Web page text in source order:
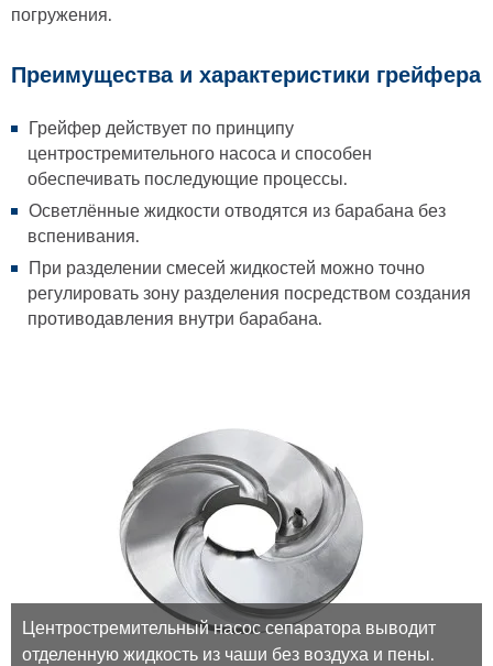
погружения.
Преимущества и характеристики грейфера
Грейфер действует по принципу
центростремительного насоса и способен
обеспечивать последующие процессы.
Осветлённые жидкости отводятся из барабана без
вспенивания.
При разделении смесей жидкостей можно точно
регулировать зону разделения посредством создания
противодавления внутри барабана.
Центростремительный насос сепаратора выводит
отделенную жидкость из чаши без воздуха и пены.